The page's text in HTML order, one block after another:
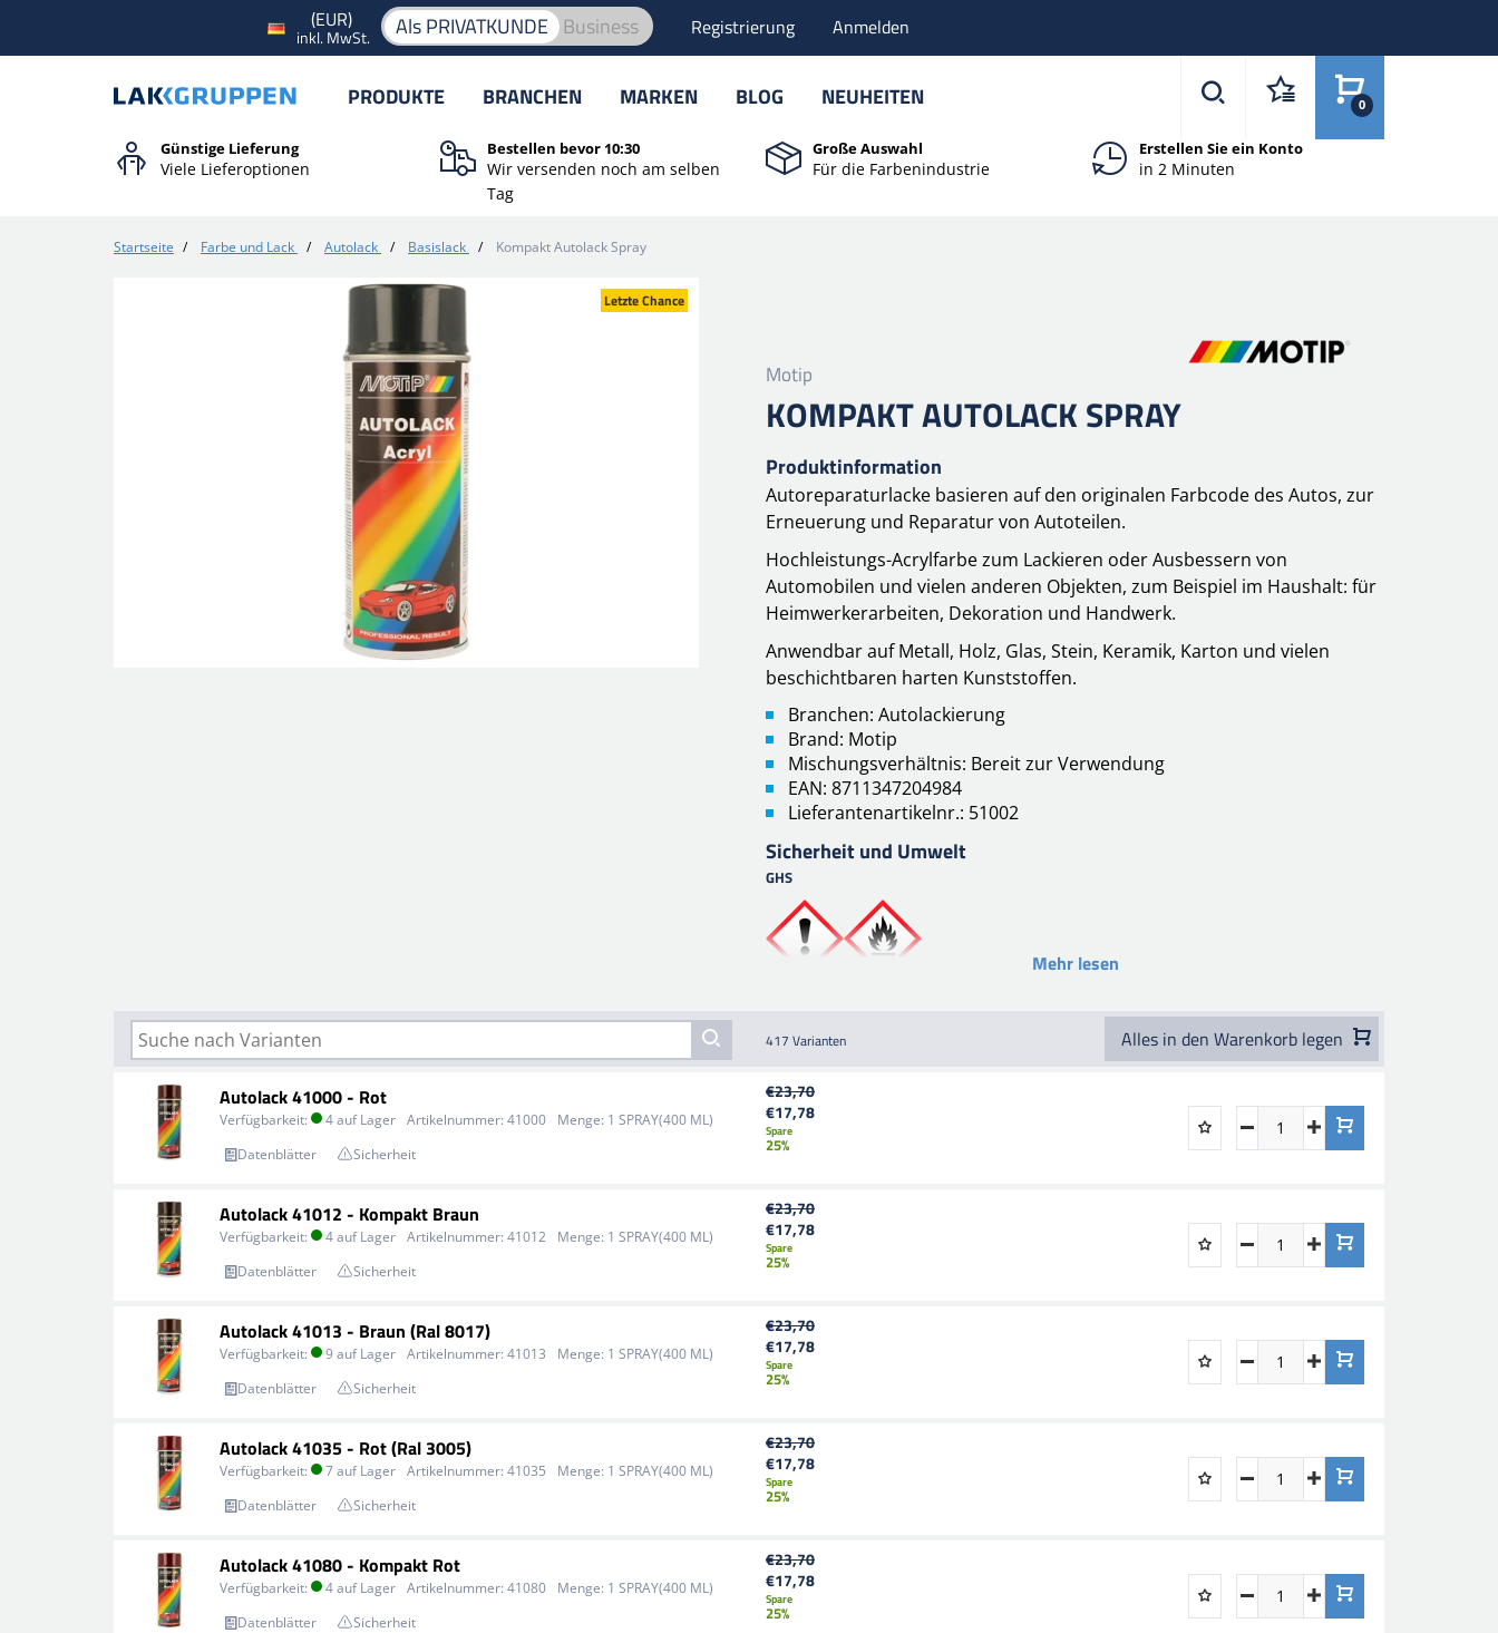
(EUR)
inkl. MwSt. Als PRIVATKUNDE Business Registrierung Anmelden
PRODUKTE BRANCHEN MARKEN BLOG NEUHEITEN 0
Günstige Lieferung
Viele Lieferoptionen
Bestellen bevor 10:30
Wir versenden noch am selben
Tag
Große Auswahl
Für die Farbenindustrie
Erstellen Sie ein Konto
in 2 Minuten
Startseite / Farbe und Lack / Autolack / Basislack / Kompakt Autolack Spray
Letzte Chance
Motip
KOMPAKT AUTOLACK SPRAY
Produktinformation
Autoreparaturlacke basieren auf den originalen Farbcode des Autos, zur
Erneuerung und Reparatur von Autoteilen.
Hochleistungs-Acrylfarbe zum Lackieren oder Ausbessern von
Automobilen und vielen anderen Objekten, zum Beispiel im Haushalt: für
Heimwerkerarbeiten, Dekoration und Handwerk.
Anwendbar auf Metall, Holz, Glas, Stein, Keramik, Karton und vielen
beschichtbaren harten Kunststoffen.
Branchen: Autolackierung
Brand: Motip
Mischungsverhältnis: Bereit zur Verwendung
EAN: 8711347204984
Lieferantenartikelnr.: 51002
Sicherheit und Umwelt
GHS
Mehr lesen
417 Varianten Alles in den Warenkorb legen
Autolack 41000 - Rot
Verfügbarkeit: 4 auf Lager Artikelnummer: 41000 Menge: 1 SPRAY(400 ML)
Datenblätter
Sicherheit
€23,70
€17,78
Spare
25%
Autolack 41012 - Kompakt Braun
Verfügbarkeit: 4 auf Lager Artikelnummer: 41012 Menge: 1 SPRAY(400 ML)
Datenblätter
Sicherheit
€23,70
€17,78
Spare
25%
Autolack 41013 - Braun (Ral 8017)
Verfügbarkeit: 9 auf Lager Artikelnummer: 41013 Menge: 1 SPRAY(400 ML)
Datenblätter
Sicherheit
€23,70
€17,78
Spare
25%
Autolack 41035 - Rot (Ral 3005)
Verfügbarkeit: 7 auf Lager Artikelnummer: 41035 Menge: 1 SPRAY(400 ML)
Datenblätter
Sicherheit
€23,70
€17,78
Spare
25%
Autolack 41080 - Kompakt Rot
Verfügbarkeit: 4 auf Lager Artikelnummer: 41080 Menge: 1 SPRAY(400 ML)
Datenblätter
Sicherheit
€23,70
€17,78
Spare
25%